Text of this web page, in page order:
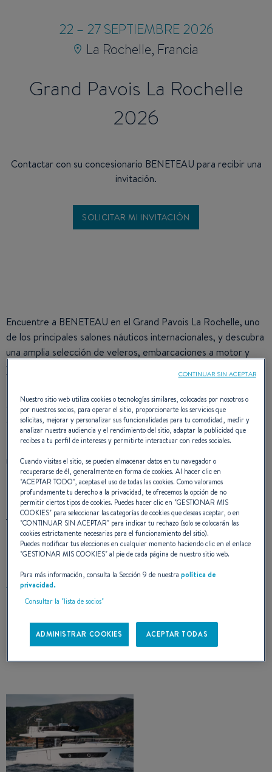
22 – 27 SEPTIEMBRE 2026
La Rochelle, Francia
Grand Pavois La Rochelle
2026
Contactar con su concesionario BENETEAU para recibir una
invitación.
SOLICITAR MI INVITACIÓN
Encuentre a BENETEAU en el Grand Pavois La Rochelle, uno
de los principales salones náuticos internacionales, y descubra
una amplia selección de veleros, embarcaciones a motory
yates
embarcaciones emblemáticas, y converse con nuestros
expertos para hacer realidad sus proyectos náuticos.
Una cita imprescindible para todos los apasionados de la
navegación y la náutica en la costa atlántica.
YATES A MOTOR EN
EXPOSICIÓN
SWIFT TRAWLER
Nuestro sitio web utiliza cookies o tecnologías similares, colocadas por nosotros o
por nuestros socios, para operar el sitio, proporcionarte los servicios que
solicitas, mejorar y personalizar sus funcionalidades para tu comodidad, medir y
analizar nuestra audiencia y el rendimiento del sitio, adaptar la publicidad que
recibes a tu perfil de intereses y permitirte interactuar con redes sociales.
Cuando visitas el sitio, se pueden almacenar datos en tu navegador o
recuperarse de él, generalmente en forma de cookies. Al hacer clic en
"ACEPTAR TODO", aceptas el uso de todas las cookies. Como valoramos
profundamente tu derecho a la privacidad, te ofrecemos la opción de no
permitir ciertos tipos de cookies. Puedes hacer clic en "GESTIONAR MIS
COOKIES" para seleccionar las categorías de cookies que deseas aceptar, o en
"CONTINUAR SIN ACEPTAR" para indicar tu rechazo (solo se colocarán las
cookies estrictamente necesarias para el funcionamiento del sitio).
Puedes modificar tus elecciones en cualquier momento haciendo clic en el enlace
"GESTIONAR MIS COOKIES" al pie de cada página de nuestro sitio web.
Para más información, consulta la Sección 9 de nuestrapolítica de
privacidad.
Consultar la "lista de socios"
ADMINISTRAR COOKIES ACEPTAR TODAS
CONTINUAR SIN ACEPTAR